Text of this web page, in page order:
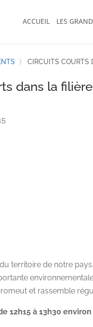
ACCUEIL LES
〉CIRCUITS COURTS
dans la
territoire de notre pays.
et rassemble
12h15 à 13h30 environ